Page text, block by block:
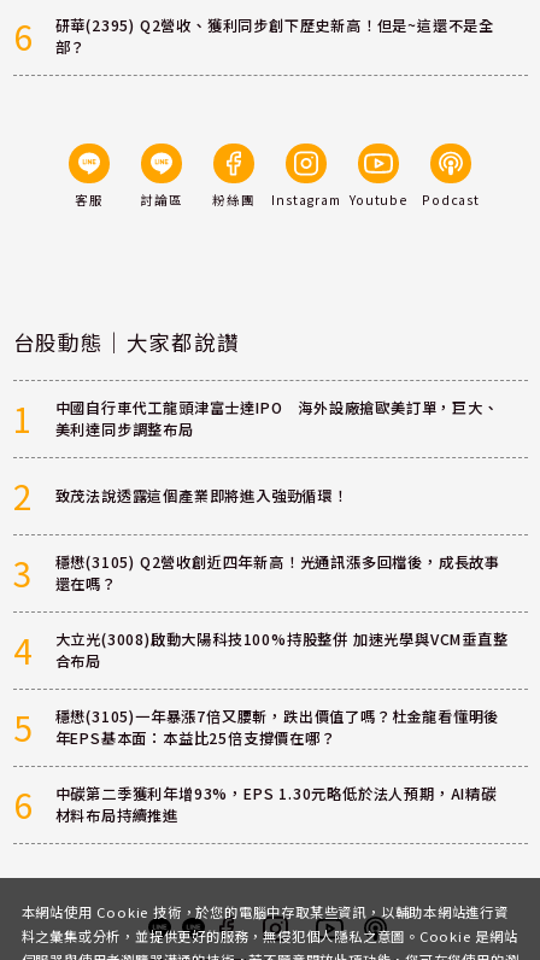
6
研華(2395) Q2營收、獲利同步創下歷史新高！但是~這還不是全
部？
客服 討論區 粉絲團 Instagram Youtube Podcast
台股動態｜大家都說讚
1
中國自行車代工龍頭津富士達IPO 海外設廠搶歐美訂單，巨大、
美利達同步調整布局
2 致茂法說透露這個產業即將進入強勁循環！
3
穩懋(3105) Q2營收創近四年新高！光通訊漲多回檔後，成長故事
還在嗎？
4
大立光(3008)啟動大陽科技100%持股整併 加速光學與VCM垂直整
合布局
5
穩懋(3105)一年暴漲7倍又腰斬，跌出價值了嗎？杜金龍看懂明後
年EPS基本面：本益比25倍支撐價在哪？
6
中碳第二季獲利年增93%，EPS 1.30元略低於法人預期，AI精碳
材料布局持續推進
本網站使用 Cookie 技術，於您的電腦中存取某些資訊，以輔助本網站進行資
料之彙集或分析，並提供更好的服務，無侵犯個人隱私之意圖。Cookie 是網站